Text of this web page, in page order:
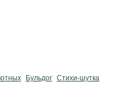
Бульдог Стихи-шутка